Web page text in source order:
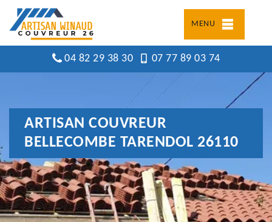
MENU
04 82 29 38 30 07 77 89 03 74
ARTISAN COUVREUR
BELLECOMBE TARENDOL 26110